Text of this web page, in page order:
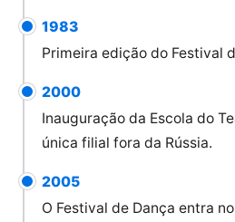
1983
Primeira edição do Festival
2000
Inauguração da Escola do
única filial fora da Rússia.
2005
O Festival de Dança entra